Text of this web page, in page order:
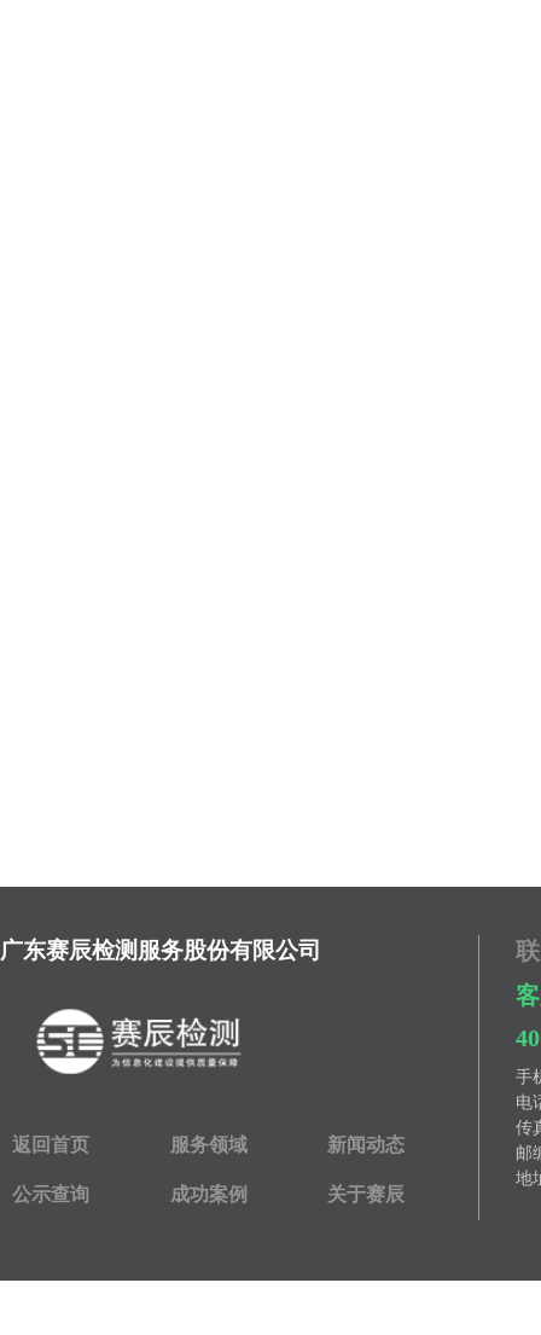
广东赛辰检测服务股份有限公司
返回首页 服务领域 新闻动态
公示查询 成功案例 关于赛辰
手
电
传
邮
地